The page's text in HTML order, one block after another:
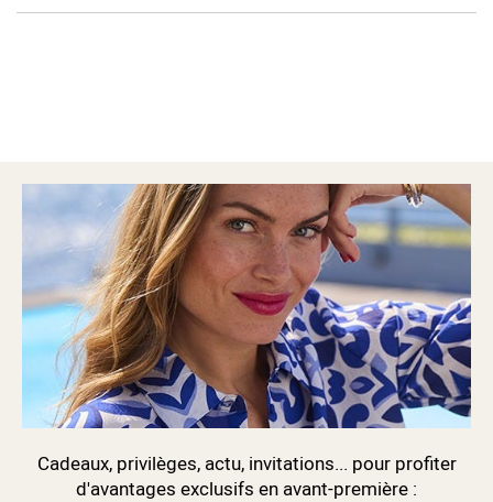
Cadeaux, privilèges, actu, invitations... pour profiter
d'avantages exclusifs en avant-première :